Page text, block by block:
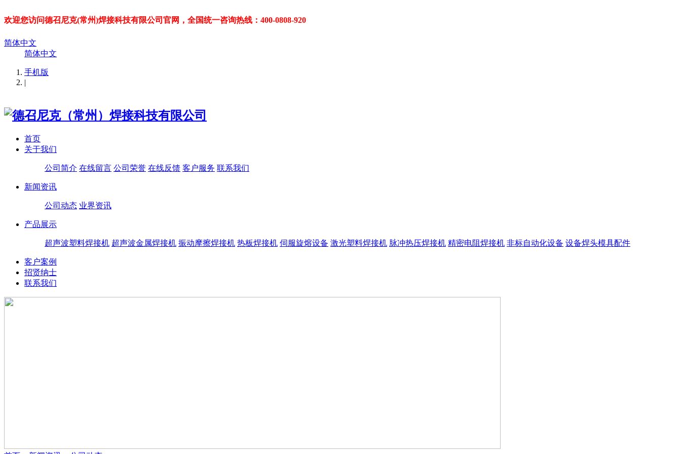
欢迎您访问德召尼克(常州)焊接科技有限公司官网，全国统一咨询热线：400-0808-920
简体中文
简体中文
手机版
|
首页
关于我们
公司简介 在线留言 公司荣誉 在线反馈 客户服务 联系我们
新闻资讯
公司动态 业界资讯
产品展示
超声波塑料焊接机 超声波金属焊接机 振动摩擦焊接机 热板焊接机 伺服旋熔设备 激光塑料焊接机 脉冲热压焊接机 精密电阻焊接机 非标自动化设备 设备焊头模具配件
客户案例
招贤纳士
联系我们